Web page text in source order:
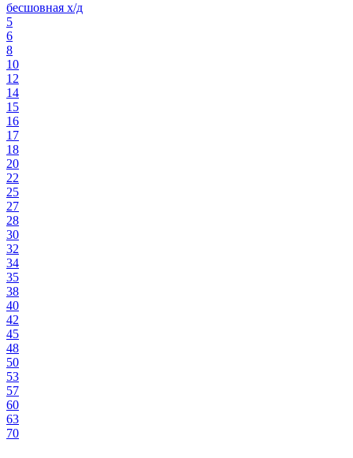
бесшовная х/д
5
6
8
10
12
14
15
16
17
18
20
22
25
27
28
30
32
34
35
38
40
42
45
48
50
53
57
60
63
70